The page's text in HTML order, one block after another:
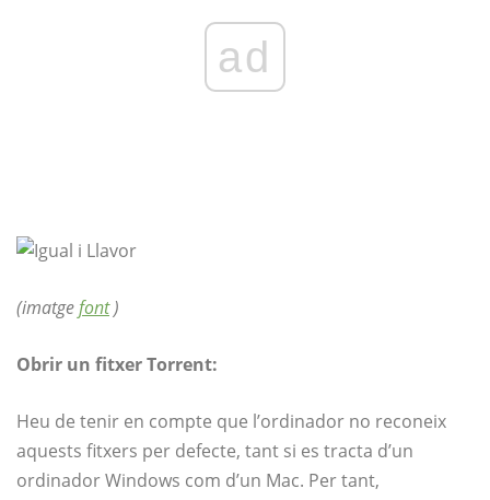
ad
(imatgefont)
Obrir un fitxer Torrent:
Heu de tenir en compte que l’ordinador no reconeix
aquests fitxers per defecte, tant si es tracta d’un
ordinador Windows com d’un Mac. Per tant,